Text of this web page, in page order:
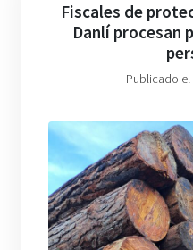
Fiscales de
Danlí procesan
Publicado